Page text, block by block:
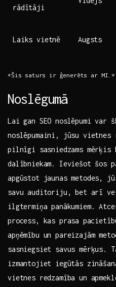
rādītāji
Laiks vietnē Augsts
*Šis saturs ir ģenerēts ar MI.*
Noslēgumā
Lai gan SEO noslēpumi
noslēpumaini,‌ jūsu vietnes
pilnīgi sasniedzams‍
dalībniekam. Ieviešot šos
apgūstot jaunas
savu auditoriju, bet arī
ilgtermiņa panākumiem.
process, kas prasa
apņēmību un pareizajām
sasniegsiet savus mērķus.
izmantojiet iegūtās‌
vietnes redzamība un